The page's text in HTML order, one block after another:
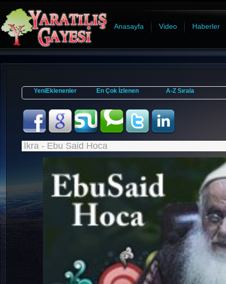
Anasayfa Video Haberler
YeniEklenenler En Çok İzlenen A-Z Sırala
İkra - Ebu Said Hoca